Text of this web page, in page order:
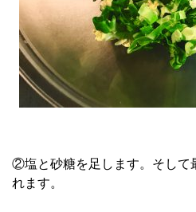
②塩と砂糖を足します。そして
れます。